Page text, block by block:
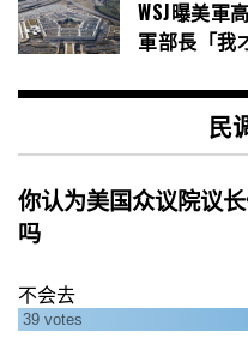
WSJ曝美軍
軍部長「我
民
你认为美国众议院议
吗
不会去
39 votes